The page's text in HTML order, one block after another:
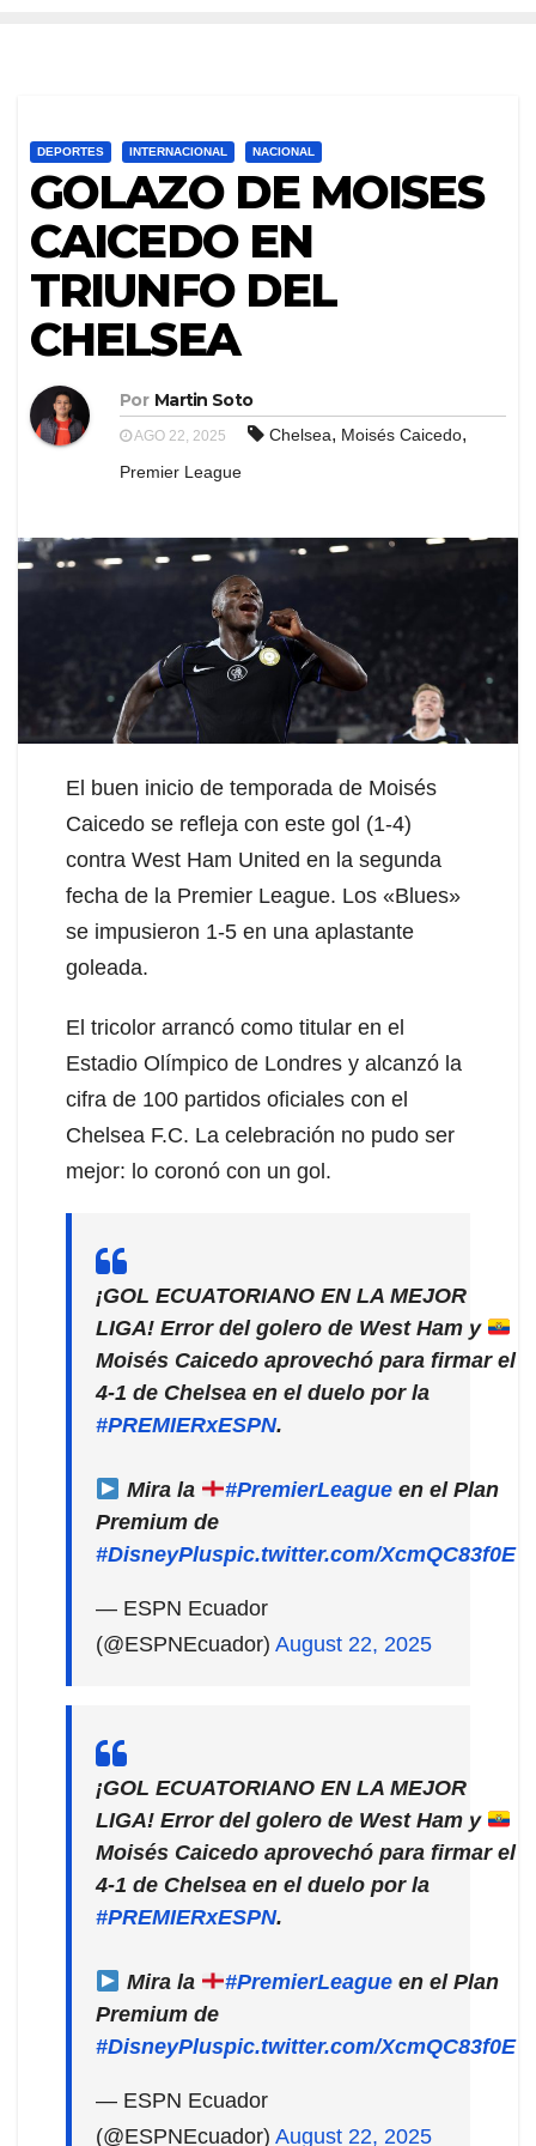
DEPORTES INTERNACIONAL NACIONAL
GOLAZO DE MOISES
CAICEDO EN
TRIUNFO DEL
CHELSEA
Por Martin Soto
AGO 22, 2025 Chelsea, Moisés Caicedo,
Premier League
El buen inicio de temporada de Moisés
Caicedo se refleja con este gol (1-4)
contra West Ham United en la segunda
fecha de la Premier League. Los «Blues»
se impusieron 1-5 en una aplastante
goleada.
El tricolor arrancó como titular en el
Estadio Olímpico de Londres y alcanzó la
cifra de 100 partidos oficiales con el
Chelsea F.C. La celebración no pudo ser
mejor: lo coronó con un gol.
¡GOL ECUATORIANO EN LA MEJOR
LIGA! Error del golero de West Ham y
Moisés Caicedo aprovechó para firmar el
4-1 de Chelsea en el duelo por la
#PREMIERxESPN.
Mira la #PremierLeague en el Plan
Premium de
#DisneyPluspic.twitter.com/XcmQC83f0E
— ESPN Ecuador
(@ESPNEcuador) August 22, 2025
¡GOL ECUATORIANO EN LA MEJOR
LIGA! Error del golero de West Ham y
Moisés Caicedo aprovechó para firmar el
4-1 de Chelsea en el duelo por la
#PREMIERxESPN.
Mira la #PremierLeague en el Plan
Premium de
#DisneyPluspic.twitter.com/XcmQC83f0E
— ESPN Ecuador
(@ESPNEcuador) August 22, 2025